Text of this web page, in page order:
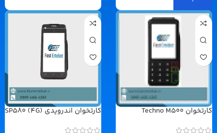
کارتخوان Techno M500 کارتخوان اندرویدی SP580 (4G)